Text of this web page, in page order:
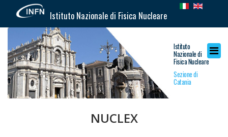
Istituto Nazionale di Fisica Nucleare
Istituto
Nazionale di
Fisica Nucleare
Sezione di
Catania
NUCLEX